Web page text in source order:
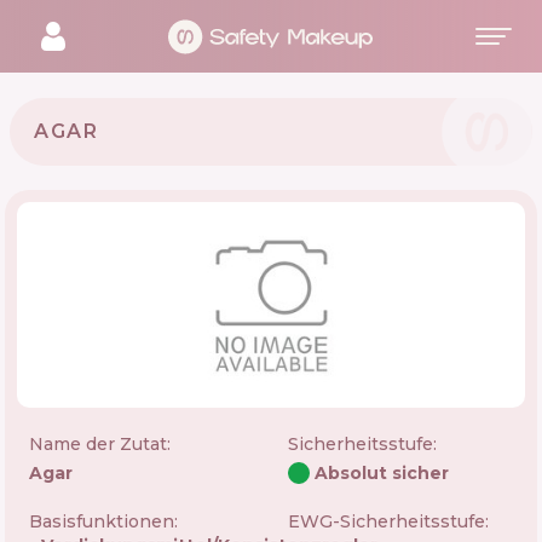
AGAR
Name der Zutat:
Agar
Sicherheitsstufe:
Absolut sicher
Basisfunktionen:
EWG-Sicherheitsstufe: